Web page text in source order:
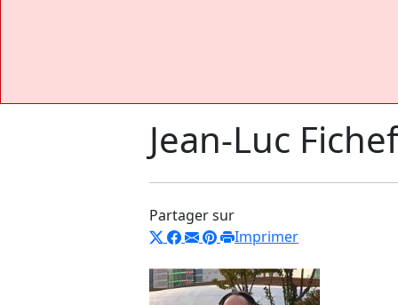
Jean-Luc
Partager sur
Imprimer